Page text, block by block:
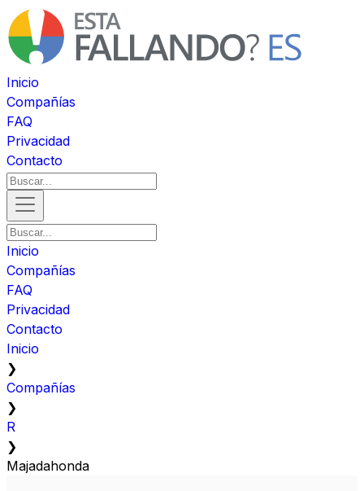
Inicio
Compañías
FAQ
Privacidad
Contacto
Inicio
Compañías
FAQ
Privacidad
Contacto
Inicio
❯
Compañías
❯
R
❯
Majadahonda